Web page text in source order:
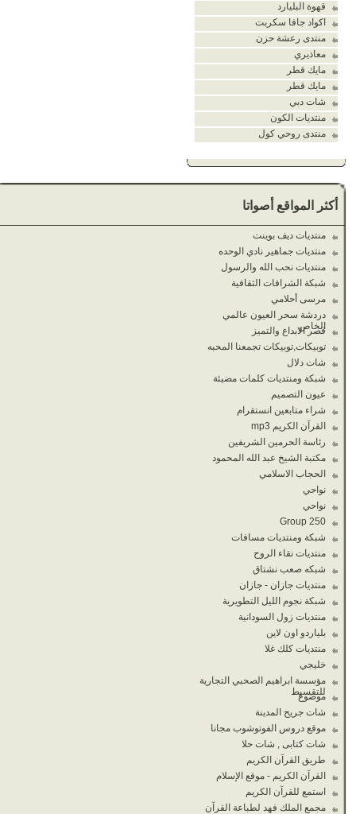
قهوة البليارد
اكواد جافا سكربت
منتدى رعشة حزن
معاذيري
مايك قطر
مايك قطر
شات دبي
منتديات الكون
منتدى روحي كول
أكثر المواقع أصواتا
منتديات ديف بوينت
منتديات جماهير نادي الوحده
منتديات نحب الله والرسول
شبكة الشرافات الثقافية
مرسى أحلامي
دردشة سحر العيون عالمي
الخاص
قصر الابداع والتميز
توبيكات,توبيكات تجمعنا المحبه
شات دلال
شبكة ومنتديات كلمات مضيئة
عيون التصميم
شراء متابعين انستقرام
القرآن الكريم mp3
رئاسة الحرمين الشريفين
مكتبة الشيخ عبد الله المحمود
الحجاب الاسلامي
نواحي
نواحي
Group 250
شبكة ومنتديات مسافات
منتديات نقاء الروح
شبكه صعب نشتاق
منتديات جازان - جازان
شبكة نجوم الليل التطويرية
منتديات زول السودانية
بلياردو اون لاين
منتديات كلك غلا
خليجي
مؤسسة ابراهيم الصحبي التجارية
للتقسيط
موضوع
شات جريح المدينة
موقع دروس الفوتوشوب مجانا
شات كتابى , شات حلا
طريق القرآن الكريم
القرآن الكريم - موقع الإسلام
استمع للقرآن الكريم
مجمع الملك فهد لطباعة القرآن